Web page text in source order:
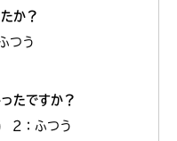
か？
つう
たですか？
2：ふつう